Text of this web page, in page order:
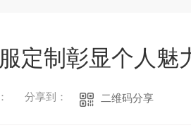
定制彰显个人魅
分享到： 二维码分享